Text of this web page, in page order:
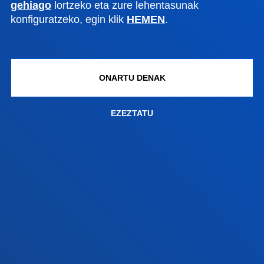
gehiago lortzeko eta zure lehentasunak
konfiguratzeko, egin klik HEMEN.
ONARTU DENAK
EZEZTATU
Gasteizko egoitza
Jarri gurekin harremanetan